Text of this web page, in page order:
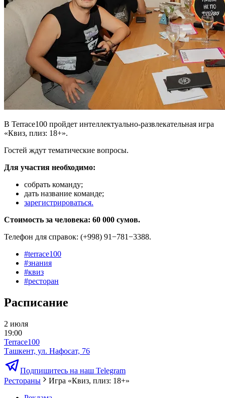
В Terrace100 пройдет интеллектуально-развлекательная игра
«Квиз, плиз: 18+».
Гостей ждут тематические вопросы.
Для участия необходимо:
собрать команду;
дать название команде;
зарегистрироваться.
Стоимость за человека: 60 000 сумов.
Телефон для справок: (+998) 91−781−3388.
#terrace100
#знания
#квиз
#ресторан
Расписание
2 июля
19:00
Terrace100
Ташкент, ул. Нафосат, 76
Подпишитесь на наш Telegram
Рестораны
Игра «Квиз, плиз: 18+»